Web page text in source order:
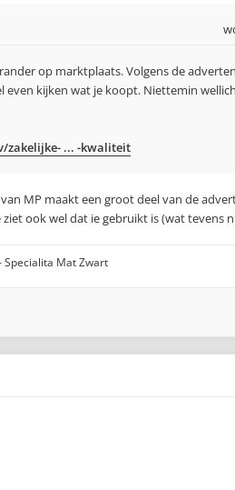
op marktplaats. Volgens de
even kijken wat je koopt. Niettemin
... -kwaliteit
MP maakt een groot deel van de
ook wel dat ie gebruikt is (wat tevens
Specialita Mat Zwart